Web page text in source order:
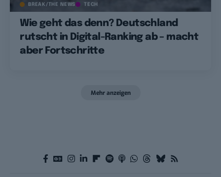
BREAK/THE NEWS TECH
Wie geht das denn? Deutschland
rutscht in Digital-Ranking ab – macht
aber Fortschritte
Mehr anzeigen